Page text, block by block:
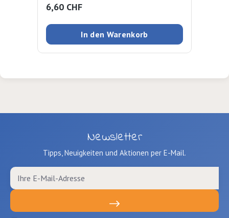
Regulärer Preis:
6,60 CHF
In den Warenkorb
Newsletter
Tipps, Neuigkeiten und Aktionen per E-Mail.